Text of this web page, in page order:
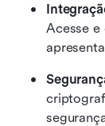
Acesse e